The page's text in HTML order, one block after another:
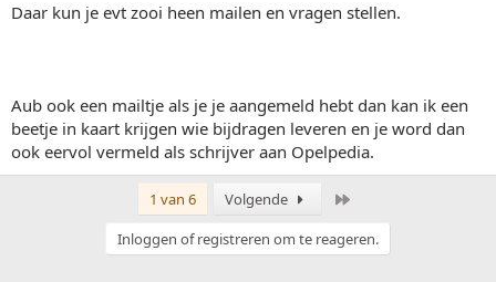
Daar kun je evt zooi heen mailen en vragen stellen.
Aub ook een mailtje als je je aangemeld hebt dan kan ik een
beetje in kaart krijgen wie bijdragen leveren en je word dan
ook eervol vermeld als schrijver aan Opelpedia.
1 van 6 Volgende
Inloggen of registreren om te reageren.